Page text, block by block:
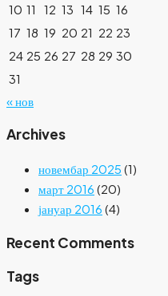
10 11 12 13 14 15 16
17 18 19 20 21 22 23
24 25 26 27 28 29 30
31
« нов
Archives
новембар 2025 (1)
март 2016 (20)
јануар 2016 (4)
Recent Comments
Tags